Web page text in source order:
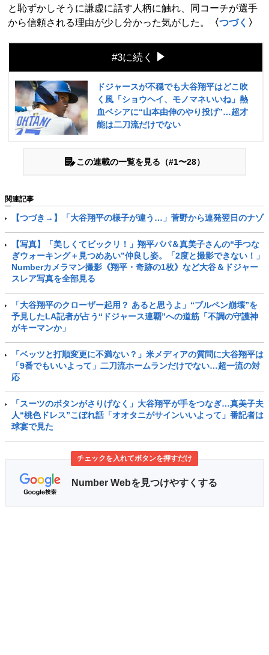
と恥ずかしそうに謙虚に話す人柄に触れ、同コーチが選手
から信頼される理由が少し分かった気がした。
〈つづく 〉
#3に続く
ドジャースが不穏でも大谷翔平はどこ吹
く風「ショウヘイ、モノマネいいね」熱
血ベシアに“山本由伸のやり投げ”…超才
能は二刀流だけでない
この連載の一覧を見る（#1〜28）
関連記事
【つづき→】「大谷翔平の様子が違う…」菅野から連発翌日のナゾ
【写真】「美しくてビックリ！」翔平パパ＆真美子さんの“手つな
ぎウォーキング＋見つめあい”仲良し姿。「2度と撮影できない！」
Numberカメラマン撮影《翔平・奇跡の1枚》など大谷＆ドジャー
スレア写真を全部見る
「大谷翔平のクローザー起用？ あると思うよ」“ブルペン崩壊”を
予見したLA記者が占う“ドジャース連覇”への道筋「不調の守護神
がキーマンか」
「ベッツと打順変更に不満ない？」米メディアの質問に大谷翔平は
「9番でもいいよって」二刀流ホームランだけでない…超一流の対
応
「スーツのボタンがさりげなく」大谷翔平が手をつなぎ…真美子夫
人“桃色ドレス”こぼれ話「オオタニがサインいいよって」番記者は
球宴で見た
チェックを入れてボタンを押すだけ
Number Webを見つけやすくする